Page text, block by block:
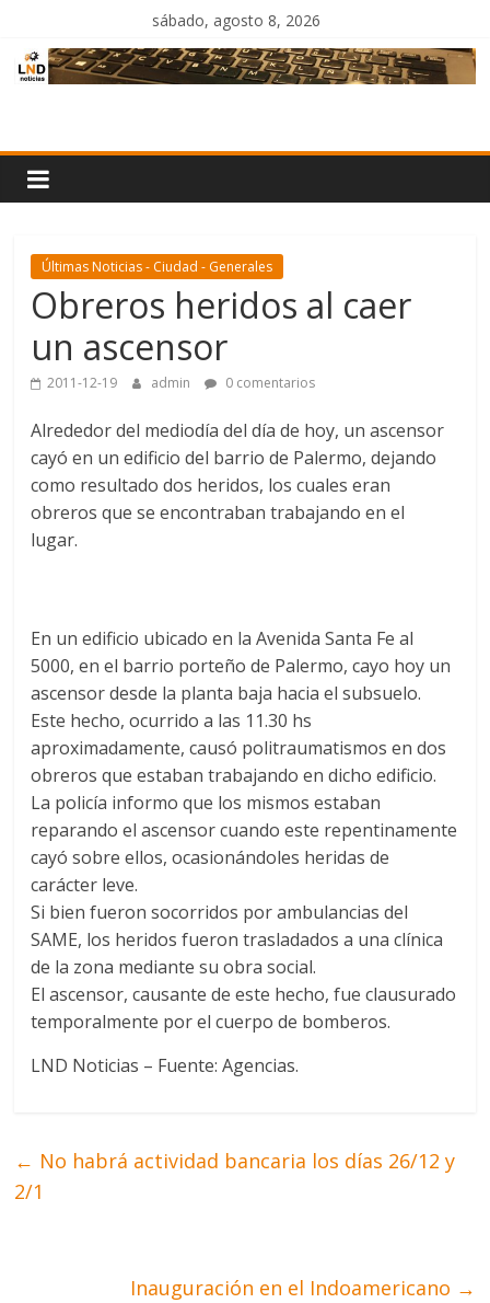
contenido
sábado, agosto 8, 2026
Noticias
Últimas Noticias - Ciudad - Generales
Obreros heridos al caer
un ascensor
2011-12-19 admin 0 comentarios
Alrededor del mediodía del día de hoy, un ascensor
cayó en un edificio del barrio de Palermo, dejando
como resultado dos heridos, los cuales eran
obreros que se encontraban trabajando en el
lugar.
En un edificio ubicado en la Avenida Santa Fe al
5000, en el barrio porteño de Palermo, cayo hoy un
ascensor desde la planta baja hacia el subsuelo.
Este hecho, ocurrido a las 11.30 hs
aproximadamente, causó politraumatismos en dos
obreros que estaban trabajando en dicho edificio.
La policía informo que los mismos estaban
reparando el ascensor cuando este repentinamente
cayó sobre ellos, ocasionándoles heridas de
carácter leve.
Si bien fueron socorridos por ambulancias del
SAME, los heridos fueron trasladados a una clínica
de la zona mediante su obra social.
El ascensor, causante de este hecho, fue clausurado
temporalmente por el cuerpo de bomberos.
LND Noticias – Fuente: Agencias.
← No habrá actividad bancaria los días 26/12 y
2/1
Inauguración en el Indoamericano →